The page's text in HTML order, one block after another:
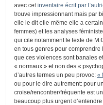
avec cet inventaire écrit par
trouve impressionnant mais par
elle le dit elle-même elle a
femmes) et les analyses
qui cite notamment le texte de
en tous genres pour
que ces violences sont banales
« normaux » et non des «
d’autres termes un peu provoc: «
ou pour le dire autrement: pour
croise/rencontrer/fréquente est
beaucoup plus urgent